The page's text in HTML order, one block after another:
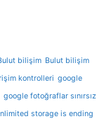
bilişim Bulut bilişim
kontrolleri google
google fotoğraflar sınırsız
storage is ending